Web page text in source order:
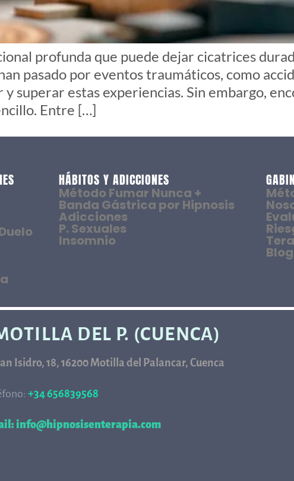
profunda que puede dejar cicatrices
pasado por eventos traumáticos, como
superar estas experiencias. Sin embargo,
Entre […]
HÁBITOS Y ADICCIONES
Método Fumar Nunca +
Banda Gástrica por Hipnosis
Adicciones
P. Sexuales
Insomnio
Blog
DEL P. (CUENCA)
Isidro, 18, 16200 Motilla del Palancar, Cuenca
+34 656839568
info@hipnosisenterapia.com